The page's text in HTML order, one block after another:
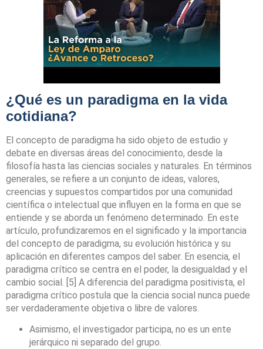
¿Qué es un paradigma en la vida
cotidiana?
El concepto de paradigma ha sido objeto de estudio y
debate en diversas áreas del conocimiento, desde la
filosofía hasta las ciencias sociales y naturales. En términos
generales, se refiere a un conjunto de ideas, valores,
creencias y supuestos compartidos por una comunidad
científica o intelectual que influyen en la forma en que se
entiende y se aborda un fenómeno determinado. En este
artículo, profundizaremos en el significado y la importancia
del concepto de paradigma, su evolución histórica y su
aplicación en diferentes campos del saber. En esencia, el
paradigma crítico se centra en el poder, la desigualdad y el
cambio social. [5] A diferencia del paradigma positivista, el
paradigma crítico postula que la ciencia social nunca puede
ser verdaderamente objetiva o libre de valores.
Asimismo, el investigador participa, no es un ente
jerárquico ni separado del grupo.